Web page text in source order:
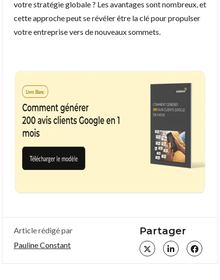
votre stratégie globale ? Les avantages sont nombreux, et
cette approche peut se révéler être la clé pour propulser
votre entreprise vers de nouveaux sommets.
Article rédigé par
Pauline Constant
Partager